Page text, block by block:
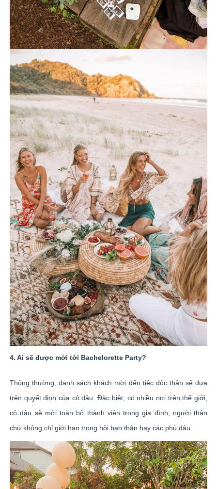
4. Ai sẽ được mời tới Bachelorette Party?
Thông thường, danh sách khách mời đến tiệc độc thân sẽ dựa
trên quyết định của cô dâu. Đặc biệt, có nhiều nơi trên thế giới,
cô dâu sẽ mời toàn bộ thành viên trong gia đình, người thân
chứ không chỉ giới hạn trong hội bạn thân hay các phù dâu.